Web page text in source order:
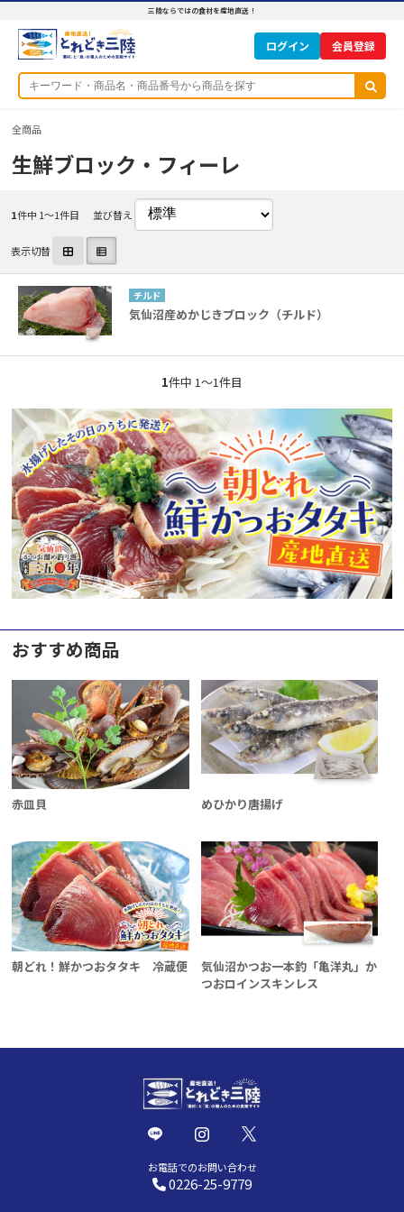
三陸ならではの食材を産地直送！
ログイン
全商品
生鮮ブロック・フィーレ
1件中 1〜1件目 並び替え
表示切替
チルド
気仙沼産めかじきブロック（チルド）
1件中 1〜1件目
おすすめ商品
赤皿貝 めひかり唐揚げ
朝どれ！鮮かつおタタキ 冷蔵便
気仙沼かつお一本釣「亀洋丸」か
つおロインスキンレス
お電話でのお問い合わせ
0226-25-9779